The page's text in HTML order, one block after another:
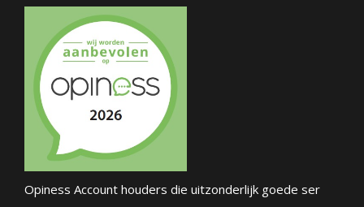
Opiness Account houders die uitzonderlijk goede ser